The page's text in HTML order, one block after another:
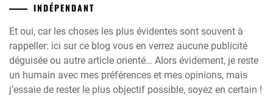
INDÉPENDANT
Et oui, car les choses les plus évidentes sont souvent à
rappeller: ici sur ce blog vous en verrez aucune publicité
déguisée ou autre article orienté… Alors évidement, je reste
un humain avec mes préférences et mes opinions, mais
j’essaie de rester le plus objectif possible, soyez en certain !